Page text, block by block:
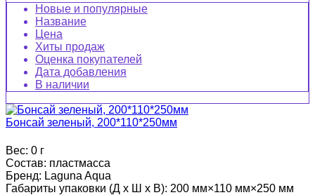
Новые и популярные
Название
Цена
Хиты продаж
Оценка покупателей
Дата добавления
В наличии
Бонсай зеленый, 200*110*250мм
Вес: 0 г
Состав: пластмасса
Бренд: Laguna Aqua
Габариты упаковки (Д х Ш х В): 200 мм×110 мм×250 мм